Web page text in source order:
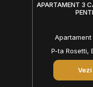
APARTAMENT 3
P-ta Rosetti,